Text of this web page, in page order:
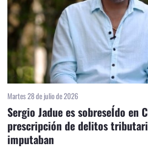
Martes 28 de julio de 2026
Sergio Jadue es sobreseÍdo en
prescripción de delitos
imputaban